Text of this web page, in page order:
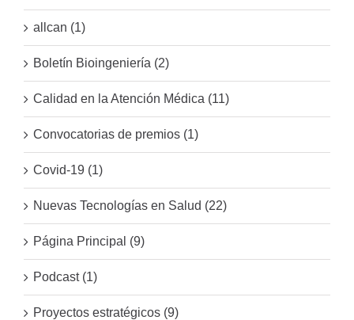
allcan (1)
Boletín Bioingeniería (2)
Calidad en la Atención Médica (11)
Convocatorias de premios (1)
Covid-19 (1)
Nuevas Tecnologías en Salud (22)
Página Principal (9)
Podcast (1)
Proyectos estratégicos (9)